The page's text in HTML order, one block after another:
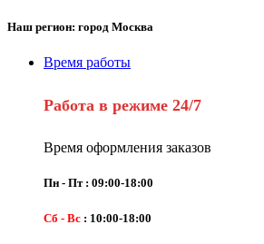
Наш регион: город Москва
Время работы
Работа в режиме 24/7
Время оформления заказов
Пн - Пт : 09:00-18:00
Сб - Вс : 10:00-18:00